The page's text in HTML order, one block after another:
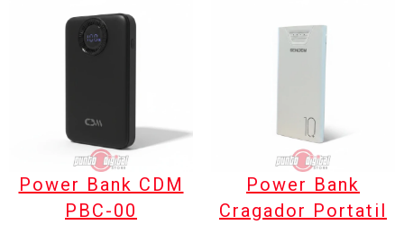
Power Bank CDM
PBC-00
Power Bank
Cragador Portatil